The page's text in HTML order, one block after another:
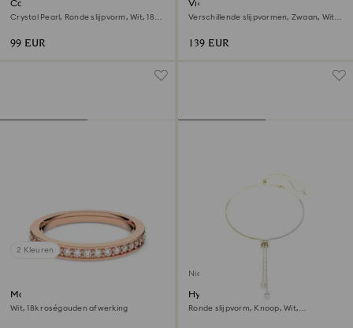
Constella armband
Crystal Pearl, Ronde slijpvorm, Wit, 18k
99 EUR
Vienna ring
Verschillende slijpvormen, Zwaan, Wit,
139 EUR
2 Kleuren
Matrix ring
Wit, 18k roségouden afwerking
Nieuw
Hyperbola y-ketting
Ronde slijpvorm, Knoop, Wit,